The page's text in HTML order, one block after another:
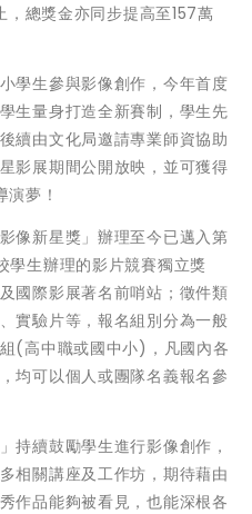
總獎金亦同步提高至157萬
學生參與影像創作，今年首度
生量身打造全新賽制，學生先
續由文化局邀請專業師資協助
影展期間公開放映，並可獲得
夢！
像新星獎」辦理至今已邁入第
學生辦理的影片競賽獨立獎
國際影展著名前哨站；徵件類
實驗片等，報名組別分為一般
(高中職或國中小)，凡國內各
均可以個人或團隊名義報名參
持續鼓勵學生進行影像創作，
相關講座及工作坊，期待藉由
作品能夠被看見，也能深根各